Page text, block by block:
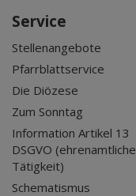
Service
Stellenangebote
Pfarrblattservice
Die Diözese
Zum Sonntag
Information Artikel 13
DSGVO (ehrenamtliche
Tätigkeit)
Schematismus